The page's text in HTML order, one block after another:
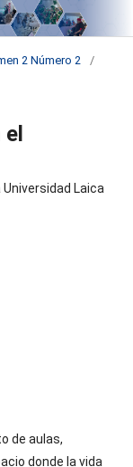
2 Número 2
/
Laica
de aulas,
donde la vida